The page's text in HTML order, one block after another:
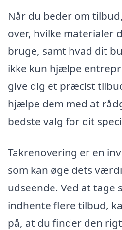
Når du beder om
over, hvilke materialer
bruge, samt hvad dit
ikke kun hjælpe
give dig et præcist
hjælpe dem med at
bedste valg for dit
Takrenovering er en
som kan øge dets
udseende. Ved at tage
indhente flere tilbud,
på, at du finder den